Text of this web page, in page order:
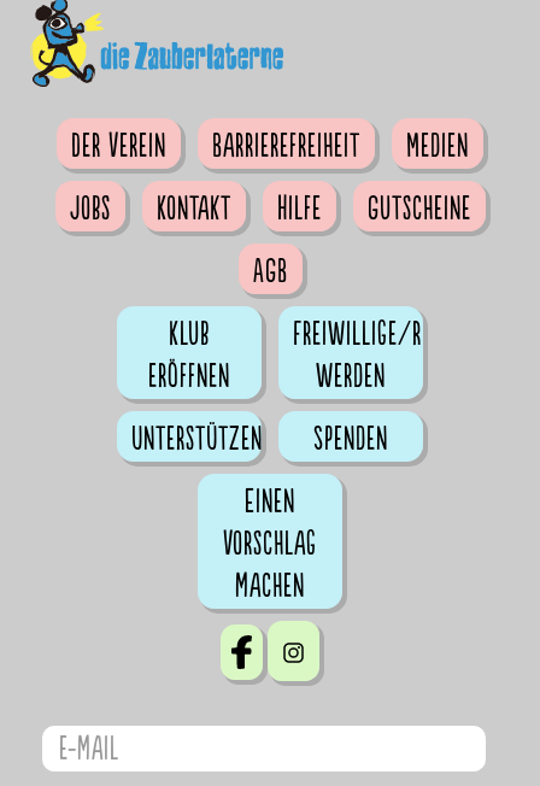
Der Verein Barrierefreiheit
Medien
Jobs
Kontakt Hilfe
Gutscheine
AGB
Klub
eröffnen
Freiwillige/r
werden
Unterstützen
Spenden
Einen
Vorschlag
machen